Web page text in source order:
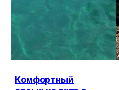
Комфортный